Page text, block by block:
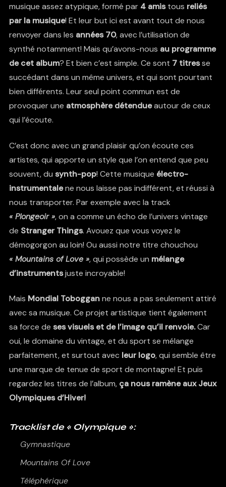
musique assez atypique, formé par 4 amistous reliés
par la musique! Et leur but ici est avant tout de nous
renvoyer dans les années 70, avec l’utilisation de
synthé notamment! Mais qu’avons-nous au programme
de cet album? Et bien c’est simple. Ce sont 7 titresse
succédant dans un même univers, et qui sont pourtant
bien différents. Leur seul point commun est de
provoquer une atmosphère détendueautour de ceux
qui l’écoute.
C’est donc avec un grand plaisir qu’on écoute ces
artistes, qui apporte un style que l’on entend que peu
souvent, du synth-pop! Cette musique électro-
instrumentalene nous laisse pas indifférent, et réussi à
nous transporter. Par exemple avec la track
« Plongeoir », on a comme un écho de l’univers vintage
de Stranger Things. Avouez que vous voyez le
démogorgon au loin! Ou aussi notre titre chouchou
« Mountains of Love », qui possède un mélange
d’instrumentsjuste incroyable!
Mais Mondial Tobogganne nous a pas seulement attiré
avec sa musique. Ce projet artistique tient également
sa force de ses visuels et de l’image qu’il renvoie.Car
oui, le domaine du vintage, et du sport se mélange
parfaitement, et surtout avec leur logo, qui semble être
une marque de tenue de sport de montagne! Et puis
regardez les titres de l’album, ça nous ramène aux Jeux
Olympiques d’Hiver!
Tracklist de « Olympique »:
Gymnastique
Mountains Of Love
Téléphérique